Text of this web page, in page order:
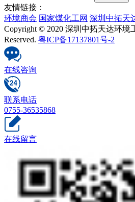
友情链接：
环境商会 国家煤化工网 深圳中拓天
Copyright © 2020 深圳中拓天达环境
Reserved. 粤ICP备17137801号-2
在线咨询
联系电话
0755-36535868
在线留言